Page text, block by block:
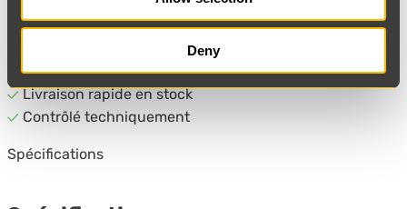
Deny
Réponse de notre spécialiste sous1 jourouvrable
Avec garantie
Livraison rapide en stock
Contrôlé techniquement
Spécifications